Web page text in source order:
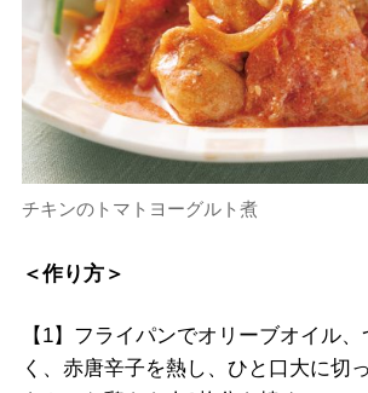
チキンのトマトヨーグルト煮
＜作り方＞
【1】フライパンでオリーブオイル
く、赤唐辛子を熱し、ひと口大に切